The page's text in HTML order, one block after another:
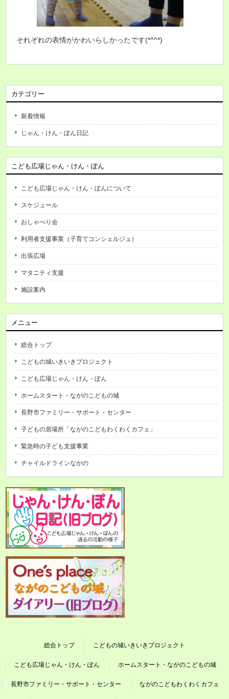
それぞれの表情がかわいらしかったです(*^^*)
カテゴリー
新着情報
じゃん・けん・ぽん日記
こども広場じゃん・けん・ぽん
こども広場じゃん・けん・ぽんについて
スケジュール
おしゃべり会
利用者支援事業（子育てコンシェルジュ）
出張広場
マタニティ支援
施設案内
メニュー
総合トップ
こどもの城いきいきプロジェクト
こども広場じゃん・けん・ぽん
ホームスタート・ながのこどもの城
長野市ファミリー・サポート・センター
子どもの居場所「ながのこどもわくわくカフェ」
緊急時の子ども支援事業
チャイルドラインながの
総合トップ こどもの城いきいきプロジェクト
こども広場じゃん・けん・ぽん ホームスタート・ながのこどもの城
長野市ファミリー・サポート・センター ながのこどもわくわくカフェ